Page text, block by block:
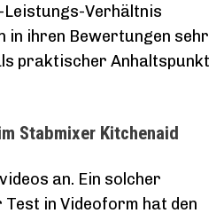
Leistungs-Verhältnis
in ihren Bewertungen sehr
praktischer Anhaltspunkt
Stabmixer Kitchenaid
an. Ein solcher
in Videoform hat den